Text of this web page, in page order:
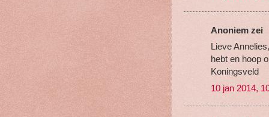
Anoniem zei
Lieve
hebt en hoop
Koningsveld
10 jan 2014,